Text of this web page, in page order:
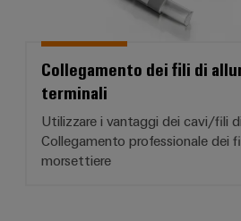
Collegamento dei fili di
terminali
Utilizzare i vantaggi dei cavi/fili
Collegamento professionale dei
morsettiere